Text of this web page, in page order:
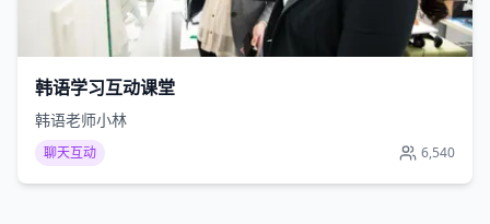
韩语学习互动课堂
韩语老师小林
聊天互动 6,540